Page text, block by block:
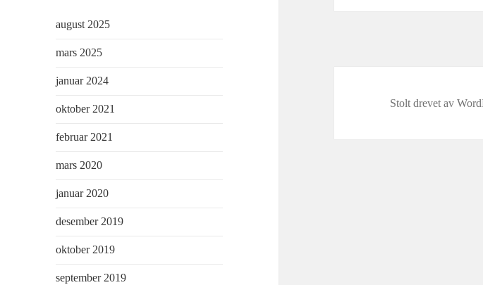
august 2025
mars 2025
januar 2024
oktober 2021
februar 2021
mars 2020
januar 2020
desember 2019
oktober 2019
september 2019
Stolt drevet av